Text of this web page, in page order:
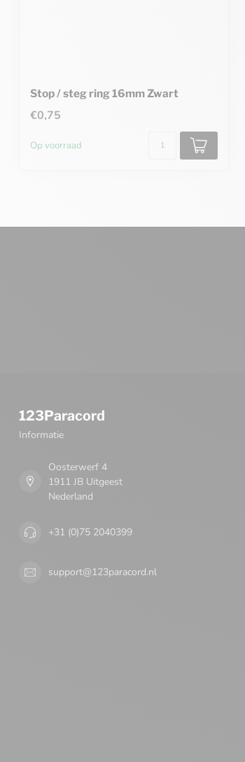
Stop / steg ring 16mm Zwart
€0,75
Op voorraad
123Paracord
Informatie
Oosterwerf 4
1911 JB Uitgeest
Nederland
+31 (0)75 2040399
support@123paracord.nl